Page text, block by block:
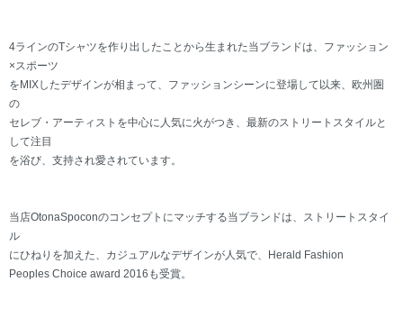
4ラインのTシャツを作り出したことから生まれた当ブランドは、ファッション
×スポーツ
をMIXしたデザインが相まって、ファッションシーンに登場して以来、欧州圏
の
セレブ・アーティストを中心に人気に火がつき、最新のストリートスタイルと
して注目
を浴び、支持され愛されています。
当店OtonaSpoconのコンセプトにマッチする当ブランドは、ストリートスタイ
ル
にひねりを加えた、カジュアルなデザインが人気で、Herald Fashion
Peoples Choice award 2016も受賞。